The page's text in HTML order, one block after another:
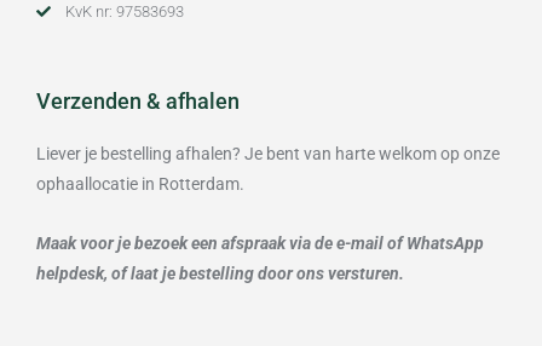
KvK nr: 97583693
Verzenden & afhalen
Liever je bestelling afhalen? Je bent van harte welkom op onze
ophaallocatie in Rotterdam.
Maak voor je bezoek een afspraak via de e-mail of WhatsApp
helpdesk, of laat je bestelling door ons versturen.